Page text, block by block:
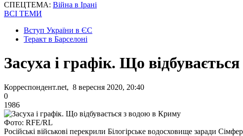
СПЕЦТЕМА: Війна в Ірані
ВСІ ТЕМИ
Вступ України в ЄС
Теракт в Барселоні
Засуха і графік. Що
Корреспондент.net, 8 вересня 2020, 20:40
0
1986
Фото: RFE/RL
Російські військові перекрили Білогірське водосховище заради